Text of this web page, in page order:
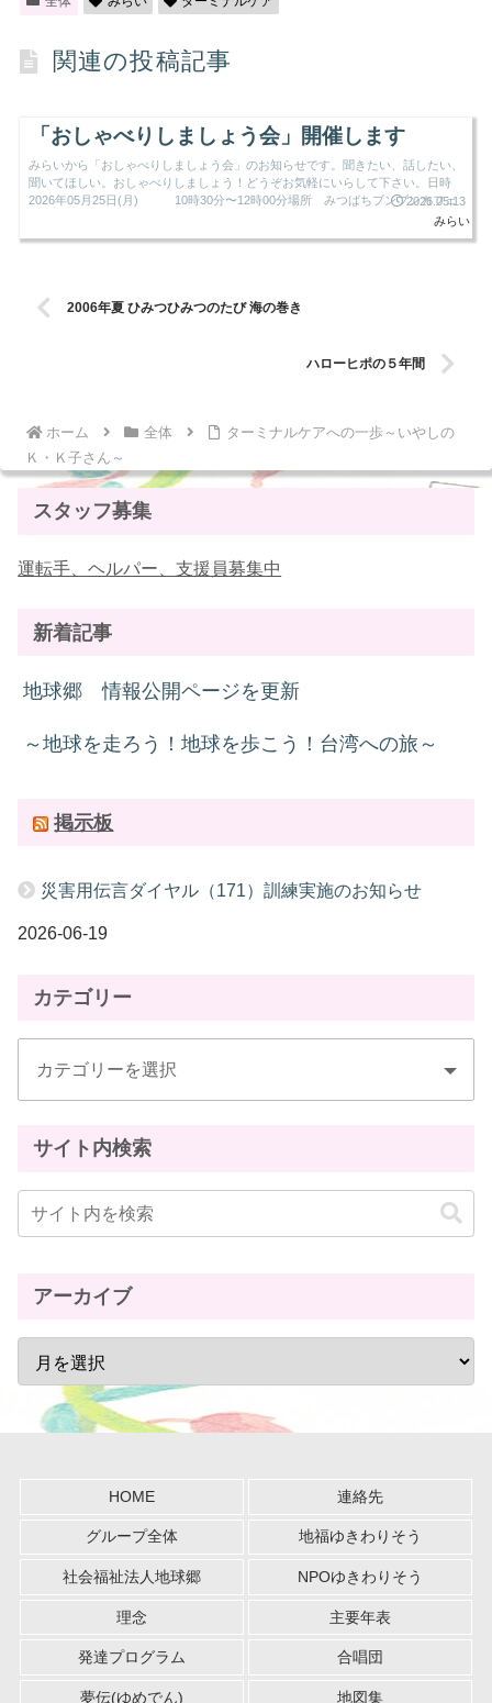
関連の投稿記事
「おしゃべりしましょう会」開催します
みらいから「おしゃべりしましょう会」のお知らせです。聞きたい、話したい、
聞いてほしい。おしゃべりしましょう！どうぞお気軽にいらして下さい。日時
2026年05月25日(月) 10時30分〜12時00分場所 みつばちブンブンカフェ
2026.05.13
みらい
2006年夏 ひみつひみつのたび 海の巻き
ハローヒポの５年間
ホーム 全体
ターミナルケアへの一歩～いやしの
Ｋ・Ｋ子さん～
スタッフ募集
運転手、ヘルパー、支援員募集中
新着記事
地球郷 情報公開ページを更新
～地球を走ろう！地球を歩こう！台湾への旅～
掲示板
災害用伝言ダイヤル（171）訓練実施のお知らせ
2026-06-19
カテゴリー
サイト内検索
アーカイブ
HOME 連絡先
グループ全体 地福ゆきわりそう
社会福祉法人地球郷 NPOゆきわりそう
理念 主要年表
発達プログラム 合唱団
夢伝(ゆめでん) 地図集